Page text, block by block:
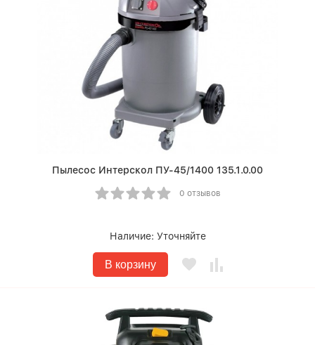
Пылесос Интерскол ПУ-45/1400 135.1.0.00
0 отзывов
Наличие: Уточняйте
В корзину